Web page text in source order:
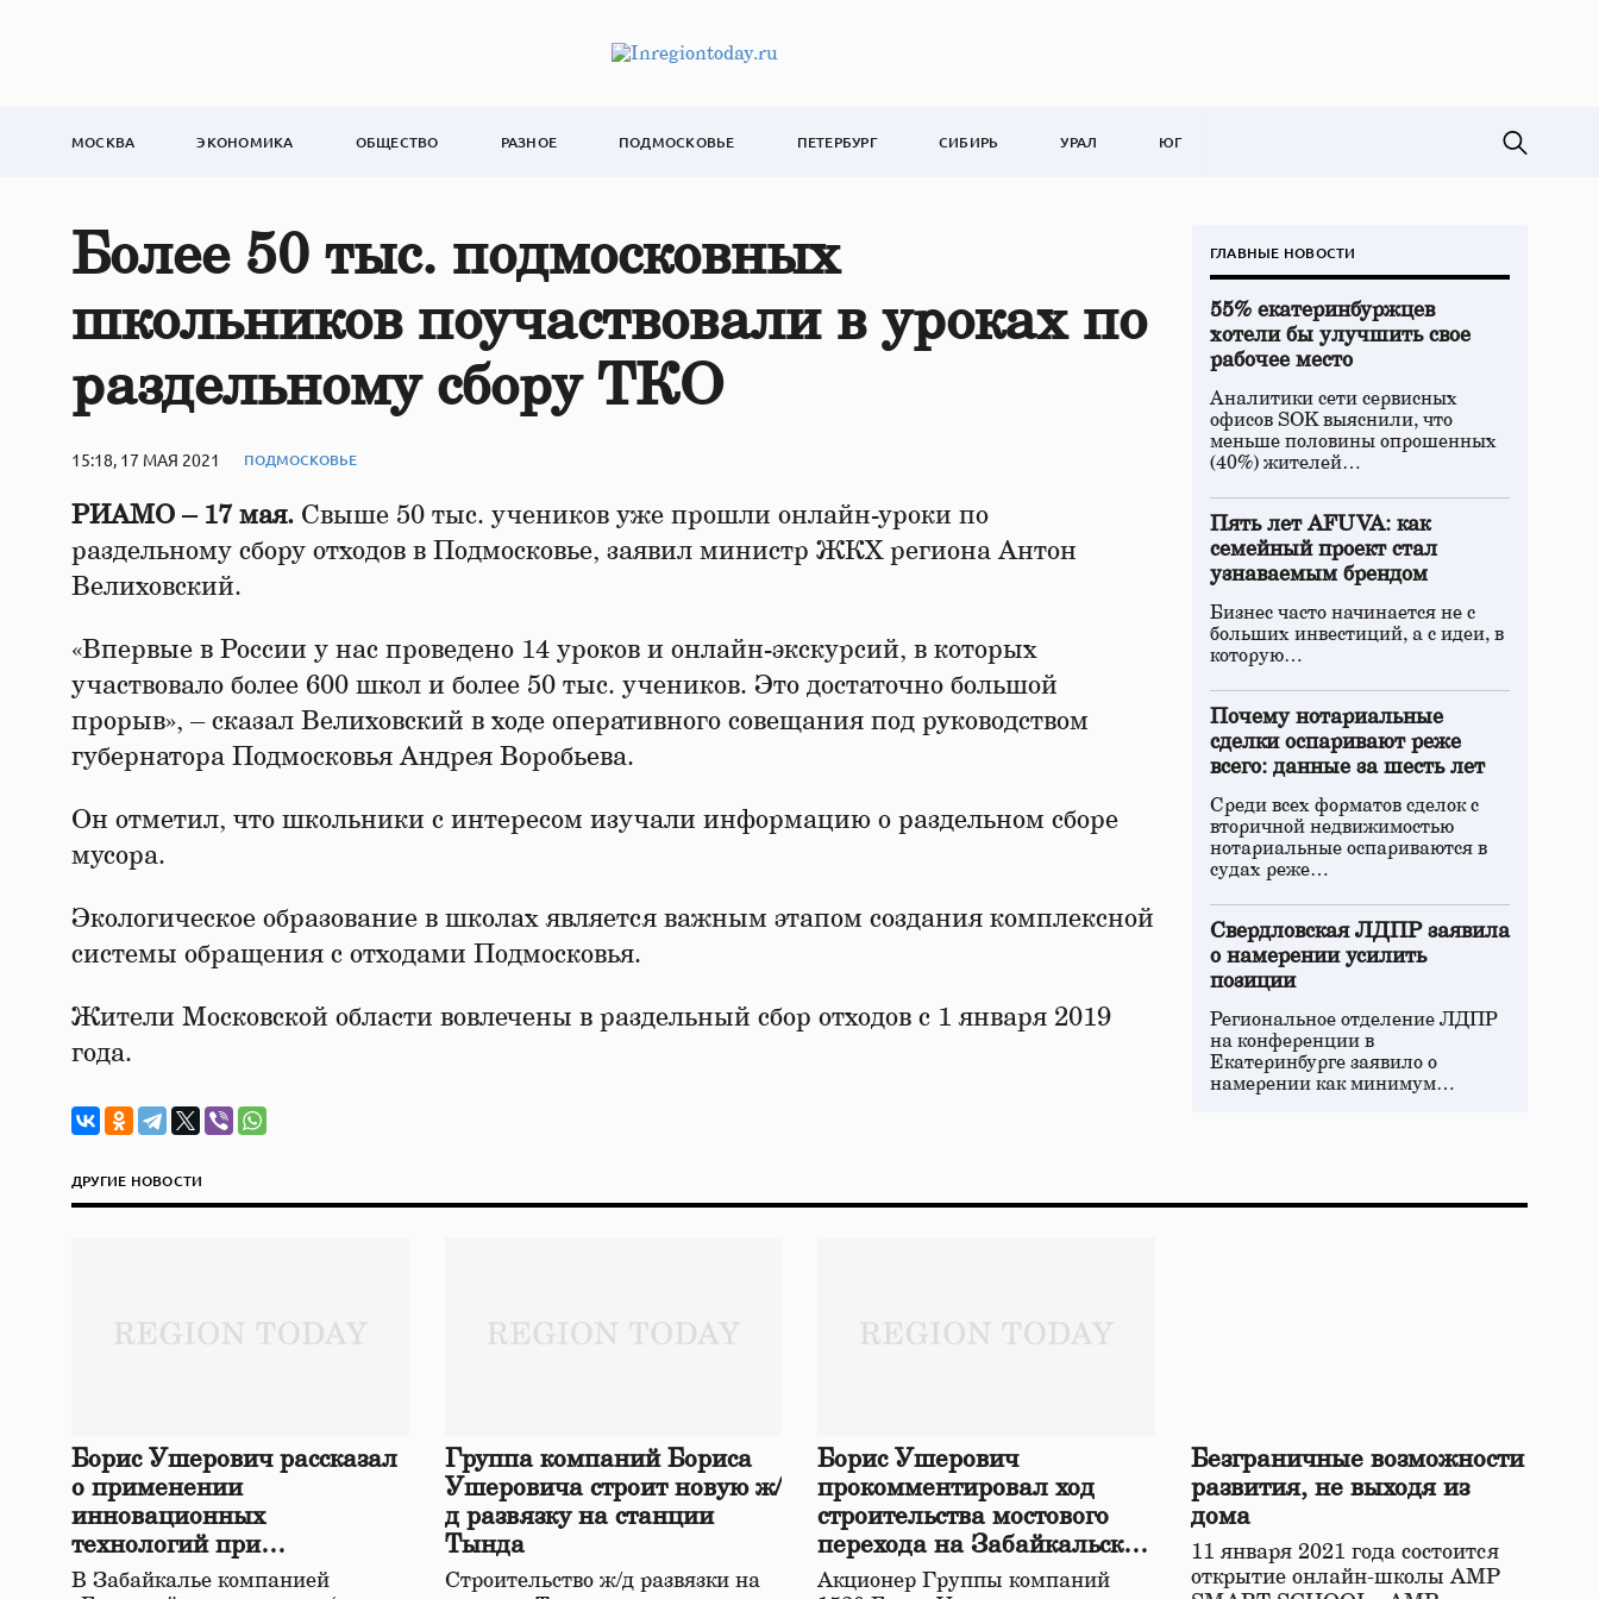
МОСКВА ЭКОНОМИКА ОБЩЕСТВО РАЗНОЕ ПОДМОСКОВЬЕ ПЕТЕРБУРГ СИБИРЬ УРАЛ ЮГ
Более 50 тыс. подмосковных
школьников поучаствовали в уроках по
раздельному сбору ТКО
15:18, 17 МАЯ 2021 ПОДМОСКОВЬЕ
РИАМО – 17 мая. Свыше 50 тыс. учеников уже прошли онлайн-уроки по
раздельному сбору отходов в Подмосковье, заявил министр ЖКХ региона Антон
Велиховский.
«Впервые в России у нас проведено 14 уроков и онлайн-экскурсий, в которых
участвовало более 600 школ и более 50 тыс. учеников. Это достаточно большой
прорыв», – сказал Велиховский в ходе оперативного совещания под руководством
губернатора Подмосковья Андрея Воробьева.
Он отметил, что школьники с интересом изучали информацию о раздельном сборе
мусора.
Экологическое образование в школах является важным этапом создания комплексной
системы обращения с отходами Подмосковья.
Жители Московской области вовлечены в раздельный сбор отходов с 1 января 2019
года.
ГЛАВНЫЕ НОВОСТИ
55% екатеринбуржцев
хотели бы улучшить свое
рабочее место
Аналитики сети сервисных
офисов SOK выяснили, что
меньше половины опрошенных
(40%) жителей…
Пять лет AFUVA: как
семейный проект стал
узнаваемым брендом
Бизнес часто начинается не с
больших инвестиций, а с идеи, в
которую…
Почему нотариальные
сделки оспаривают реже
всего: данные за шесть лет
Среди всех форматов сделок с
вторичной недвижимостью
нотариальные оспариваются в
судах реже…
Свердловская ЛДПР заявила
о намерении усилить
позиции
Региональное отделение ЛДПР
на конференции в
Екатеринбурге заявило о
намерении как минимум…
ДРУГИЕ НОВОСТИ
Борис Ушерович рассказал
о применении
инновационных
технологий при
строительстве нового моста
В Забайкалье компанией
Группа компаний Бориса
Ушеровича строит новую ж/
д развязку на станции
Тында
Строительство ж/д развязки на
Борис Ушерович
прокомментировал ход
строительства мостового
перехода на Забайкальской
железной дороге
Акционер Группы компаний
Безграничные возможности
развития, не выходя из
дома
11 января 2021 года состоится
открытие онлайн-школы АМР